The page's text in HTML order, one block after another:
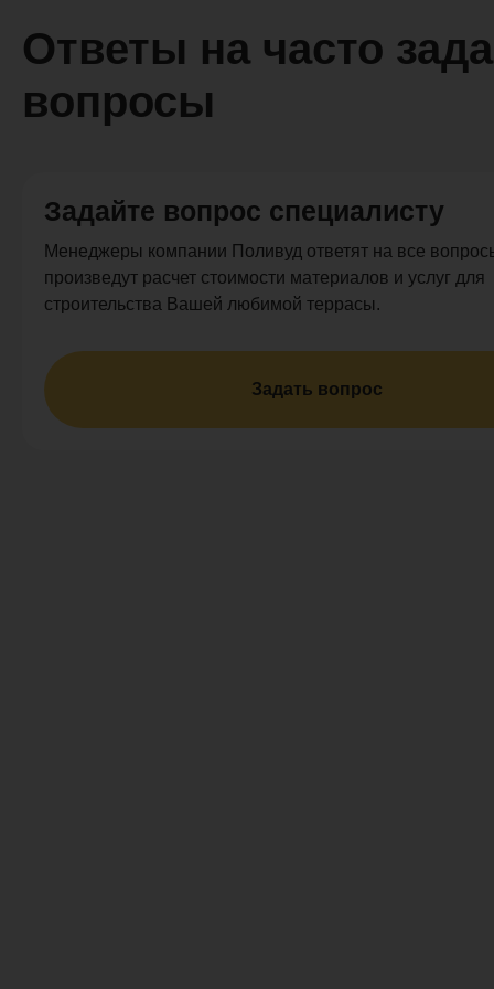
Ответы на часто
вопросы
Задайте вопрос специалисту
Менеджеры компании Поливуд ответят на все
произведут расчет стоимости материалов и услуг для
строительства Вашей любимой террасы.
Задать вопрос